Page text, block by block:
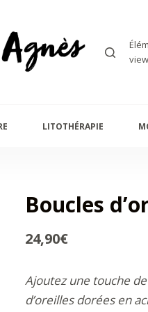
LITOTHÉRAPIE
Boucles
24,90€
Ajoutez une touche
d’oreilles dorées en